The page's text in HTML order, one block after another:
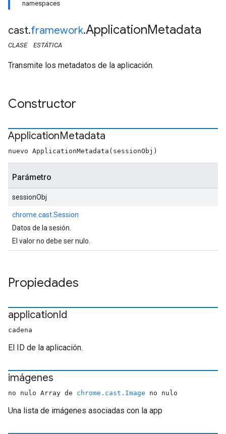
namespaces
cast.framework.ApplicationMetadata
CLASE ESTÁTICA
Transmite los metadatos de la aplicación.
Constructor
ApplicationMetadata
nuevo ApplicationMetadata(sessionObj)
Parámetro
sessionObj
chrome.cast.Session
Datos de la sesión.
El valor no debe ser nulo.
Propiedades
applicationId
cadena
El ID de la aplicación.
imágenes
no nulo Array de chrome.cast.Image no nulo
Una lista de imágenes asociadas con la app